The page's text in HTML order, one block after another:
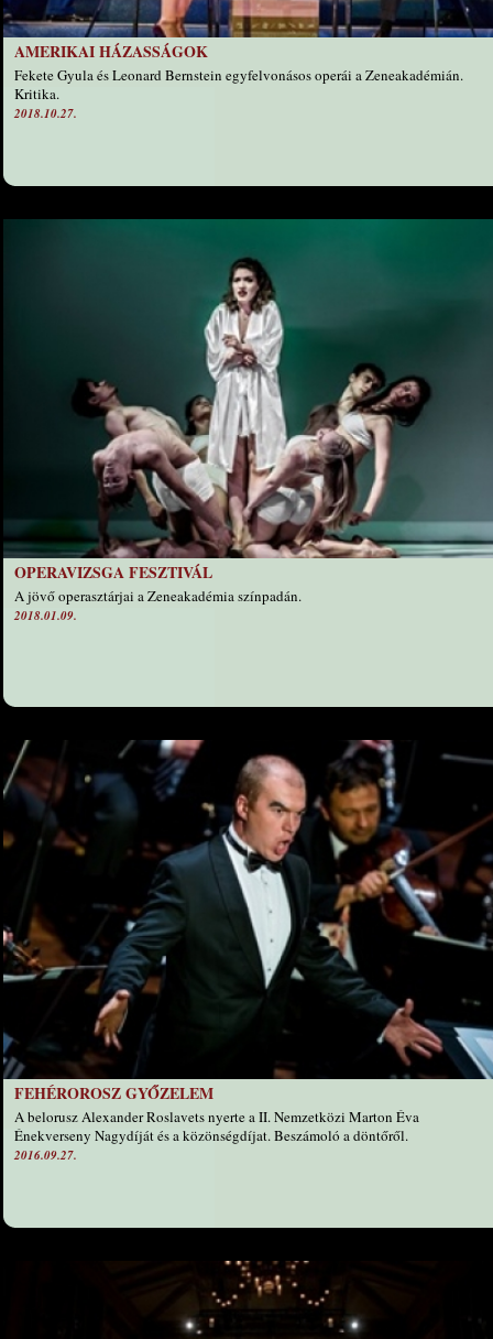
AMERIKAI HÁZASSÁGOK
Fekete Gyula és Leonard Bernstein egyfelvonásos operái a Zeneakadémián.
Kritika.
2018.10.27.
OPERAVIZSGA FESZTIVÁL
A jövő operasztárjai a Zeneakadémia színpadán.
2018.01.09.
FEHÉROROSZ GYŐZELEM
A belorusz Alexander Roslavets nyerte a II. Nemzetközi Marton Éva
Énekverseny Nagydíját és a közönségdíjat. Beszámoló a döntőről.
2016.09.27.